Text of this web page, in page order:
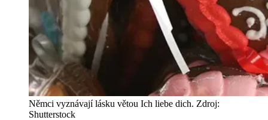
Němci vyznávají lásku větou Ich liebe dich. Zdroj:
Shutterstock